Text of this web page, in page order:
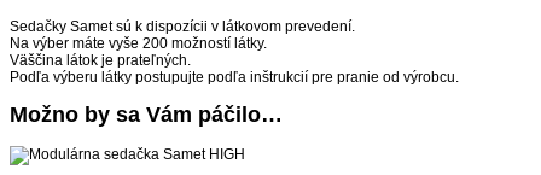
Sedačky Samet sú k dispozícii v látkovom prevedení.
Na výber máte vyše 200 možností látky.
Väščina látok je prateľných.
Podľa výberu látky postupujte podľa inštrukcií pre pranie od výrobcu.
Možno by sa Vám páčilo…